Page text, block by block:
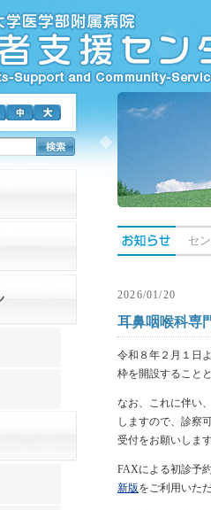
セ
2026/01/20
耳鼻咽喉科専
令和８年２月１日
枠を開設すること
なお、これに伴い
しますので、診察
受付をお願いしま
FAXによる初診予
新版をご利用いた